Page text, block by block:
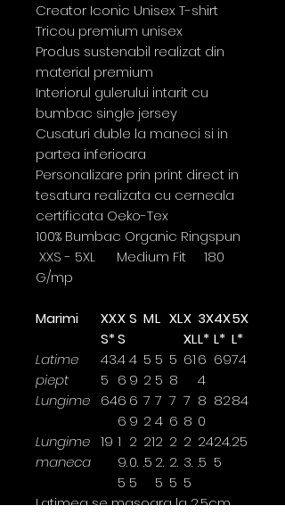
Creator Iconic Unisex T-shirt
Tricou premium unisex
Produs sustenabil realizat din
material premium
Interiorul gulerului intarit cu
bumbac single jersey
Cusaturi duble la maneci si in
partea inferioara
Personalizare prin print direct in
tesatura realizata cu cerneala
certificata Oeko-Tex
100% Bumbac Organic Ringspun
XXS - 5XL Medium Fit 180
G/mp
Marimi
XX
S*
X
S
S ML XLX
XL
3X
L*
4X
L*
5X
L*
Latime
piept
43.
5
4
6
4
9
5
2
5
5
5
8
616
4
6974
Lungime 646
6
6
9
7
2
7
4
7
6
7
8
8
0
8284
Lungime
maneca
19 1
9.
5
2
0.
5
21
.5
2
2.
5
2
2.
5
2
3.
5
24
.5
24.
5
25
Latimea se masoara la 2,5cm